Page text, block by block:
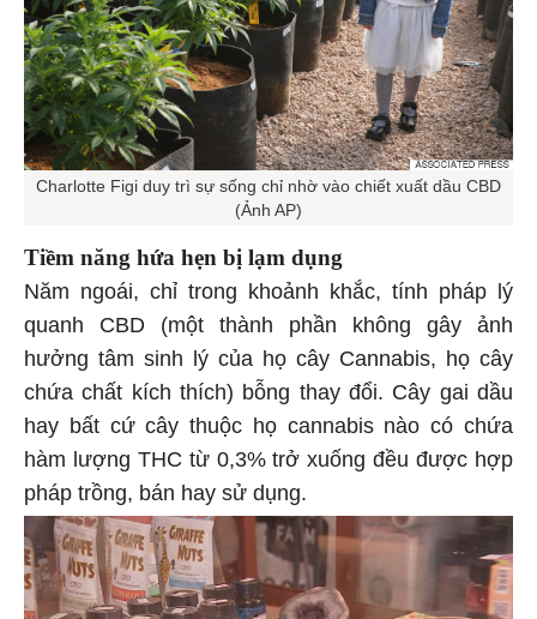
Charlotte Figi duy trì sự sống chỉ nhờ vào chiết xuất dầu CBD
(Ảnh AP)
Tiềm năng hứa hẹn bị lạm dụng
Năm ngoái, chỉ trong khoảnh khắc, tính pháp lý
quanh CBD (một thành phần không gây ảnh
hưởng tâm sinh lý của họ cây Cannabis, họ cây
chứa chất kích thích) bỗng thay đổi. Cây gai dầu
hay bất cứ cây thuộc họ cannabis nào có chứa
hàm lượng THC từ 0,3% trở xuống đều được hợp
pháp trồng, bán hay sử dụng.